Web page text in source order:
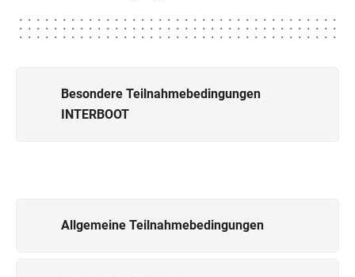
Besondere Teilnahmebedingungen
INTERBOOT
Allgemeine Teilnahmebedingungen